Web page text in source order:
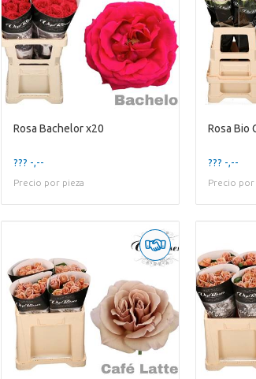
Rosa Bachelor x20
??? -,--
Precio por pieza
Rosa Bio
??? -,--
Precio por